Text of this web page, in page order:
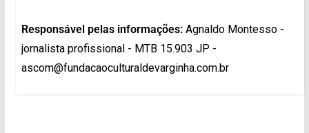
Responsável pelas informações:Agnaldo Montesso -
jornalista profissional - MTB 15.903 JP -
ascom@fundacaoculturaldevarginha.com.br